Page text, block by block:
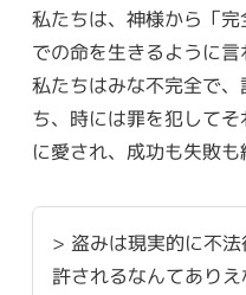
私たちは、神様から「
での命を生きるように言
私たちはみな不完全で
ち、時には罪を犯して
に愛され、成功も失敗も
> 盗みは現実的に不法
許されるなんてあり